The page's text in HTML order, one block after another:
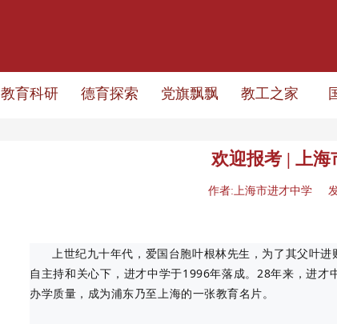
教育科研 德育探索 党旗飘飘 教工之家
欢迎报考 | 上
作者:上海市进才中学 发
上世纪九十年代，爱国台胞叶根林先生，为了其父叶
自主持和关心下，进才中学于1996年落成。28年来，进
办学质量，成为浦东乃至上海的一张教育名片。